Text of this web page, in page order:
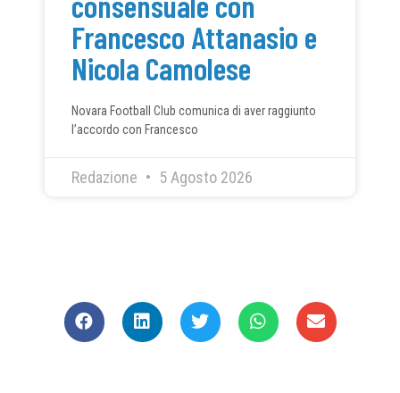
Francesco Attanasio e
Nicola Camolese
Novara Football Club comunica di aver raggiunto
l’accordo con Francesco
Redazione 5 Agosto 2026